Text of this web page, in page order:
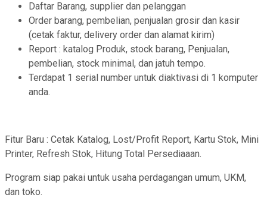
Daftar Barang, supplier dan pelanggan
Order barang, pembelian, penjualan grosir dan kasir
(cetak faktur, delivery order dan alamat kirim)
Report : katalog Produk, stock barang, Penjualan,
pembelian, stock minimal, dan jatuh tempo.
Terdapat 1 serial number untuk diaktivasi di 1 komputer
anda.
Fitur Baru : Cetak Katalog, Lost/Profit Report, Kartu Stok, Mini
Printer, Refresh Stok, Hitung Total Persediaaan.
Program siap pakai untuk usaha perdagangan umum, UKM,
dan toko.